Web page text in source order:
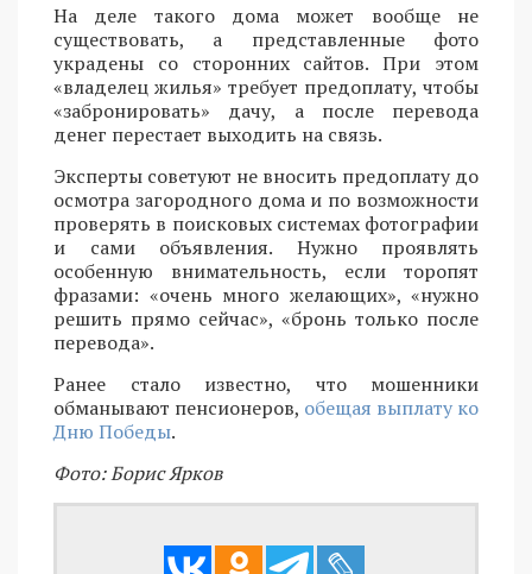
На деле такого дома может вообще не
существовать, а представленные фото
украдены со сторонних сайтов. При этом
«владелец жилья» требует предоплату, чтобы
«забронировать» дачу, а после перевода
денег перестает выходить на связь.
Эксперты советуют не вносить предоплату до
осмотра загородного дома и по возможности
проверять в поисковых системах фотографии
и сами объявления. Нужно проявлять
особенную внимательность, если торопят
фразами: «очень много желающих», «нужно
решить прямо сейчас», «бронь только после
перевода».
Ранее стало известно, что мошенники
обманывают пенсионеров, обещая выплату ко
Дню Победы.
Фото: Борис Ярков